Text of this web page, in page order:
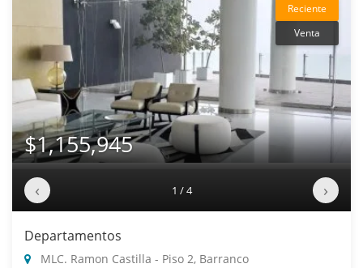
Reciente
Venta
$1,155,945
‹ 1 / 4 ›
Departamentos
MLC. Ramon Castilla - Piso 2, Barranco